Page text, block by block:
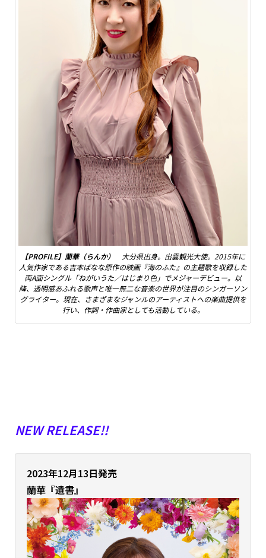
【PROFILE】蘭華（らんか）
大分県出身。出雲観光大使。2015年に
人気作家である吉本ばなな原作の映画『海のふた』の主題歌を収録した
両A面シングル「ねがいうた／はじまり色」でメジャーデビュー。以
降、透明感あふれる歌声と唯一無二な音楽の世界が注目のシンガーソン
グライター。現在、さまざまなジャンルのアーティストへの楽曲提供を
行い、作詞・作曲家としても活動している。
NEW RELEASE!!
2023年12月13日発売
蘭華『遺書』